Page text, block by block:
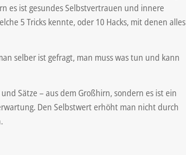
es ist gesundes Selbstvertrauen und innere
5 Tricks kennte, oder 10 Hacks, mit denen alles
selber ist gefragt, man muss was tun und kann
Sätze – aus dem Großhirn, sondern es ist ein
Den Selbstwert erhöht man nicht durch